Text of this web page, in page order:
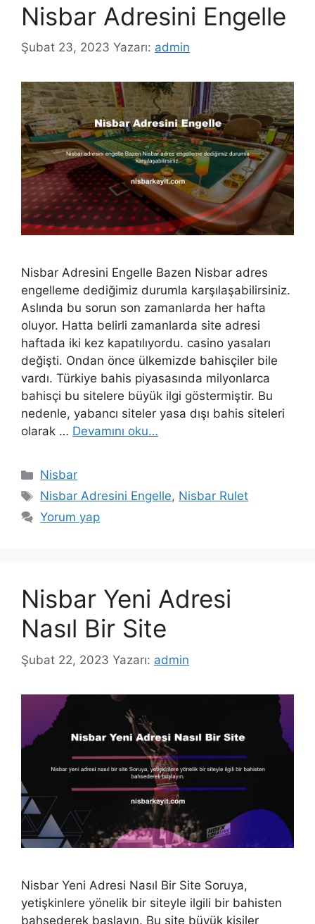
Nisbar Adresini Engelle
Şubat 23, 2023 Yazarı: admin
Nisbar Adresini Engelle Bazen Nisbar adres
engelleme dediğimiz durumla karşılaşabilirsiniz.
Aslında bu sorun son zamanlarda her hafta
oluyor. Hatta belirli zamanlarda site adresi
haftada iki kez kapatılıyordu. casino yasaları
değişti. Ondan önce ülkemizde bahisçiler bile
vardı. Türkiye bahis piyasasında milyonlarca
bahisçi bu sitelere büyük ilgi göstermiştir. Bu
nedenle, yabancı siteler yasa dışı bahis siteleri
olarak … Devamını oku…
Kategoriler
Nisbar
Etiketler
Nisbar Adresini Engelle, Nisbar Rulet
Yorum yap
Nisbar Yeni Adresi
Nasıl Bir Site
Şubat 22, 2023 Yazarı: admin
Nisbar Yeni Adresi Nasıl Bir Site Soruya,
yetişkinlere yönelik bir siteyle ilgili bir bahisten
bahsederek başlayın. Bu site büyük kişiler